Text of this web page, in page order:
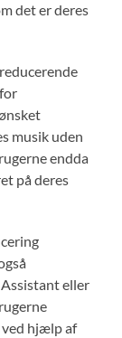
det er deres
musik uden
endda
på deres
eller
ved hjælp af